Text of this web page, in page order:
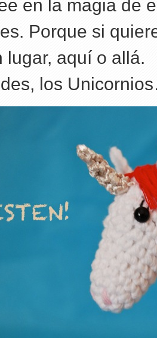
en la magia de
Porque si
lugar, aquí o allá.
los